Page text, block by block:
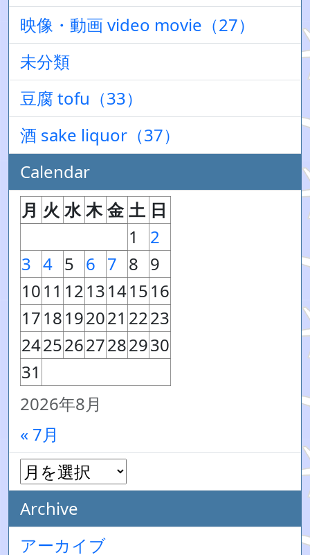
映像・動画 video movie（27）
未分類
豆腐 tofu（33）
酒 sake liquor（37）
Calendar
2026年8月
月 火 水 木 金 土 日
1
2
3 4 5 6 7 8 9
1011 1213141516
1718192021 2223
24252627282930
31
« 7月
Archive
アーカイブ